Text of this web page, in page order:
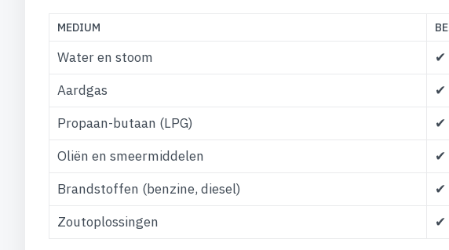
MEDIUM
Water en stoom
✔
Aardgas
✔
Propaan-butaan (LPG)
✔
Oliën en smeermiddelen
✔
Brandstoffen (benzine, diesel)
✔
Zoutoplossingen
✔